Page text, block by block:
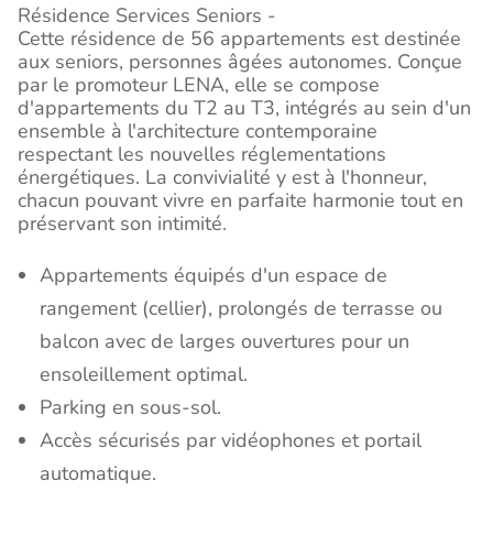
Résidence Services Seniors -
Cette résidence de 56 appartements est destinée
aux seniors, personnes âgées autonomes. Conçue
par le promoteur LENA, elle se compose
d'appartements du T2 au T3, intégrés au sein d'un
ensemble à l'architecture contemporaine
respectant les nouvelles réglementations
énergétiques. La convivialité y est à l'honneur,
chacun pouvant vivre en parfaite harmonie tout en
préservant son intimité.
Appartements équipés d'un espace de
rangement (cellier), prolongés de terrasse ou
balcon avec de larges ouvertures pour un
ensoleillement optimal.
Parking en sous-sol.
Accès sécurisés par vidéophones et portail
automatique.